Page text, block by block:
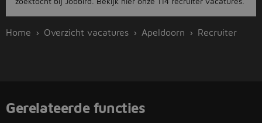
Home Overzicht vacatures Apeldoorn Recruiter
Gerelateerde functies